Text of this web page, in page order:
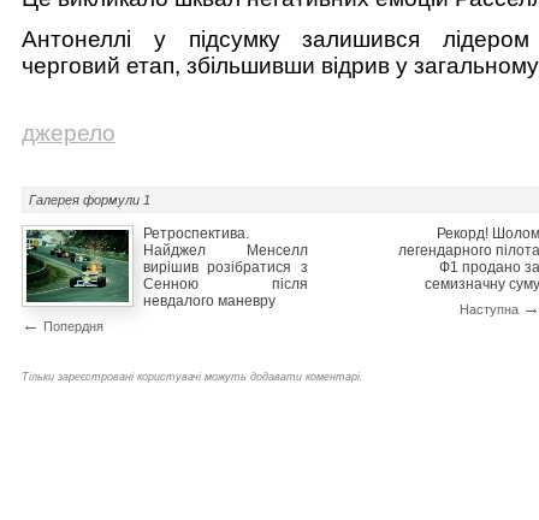
Антонеллі у підсумку залишився
черговий етап, збільшивши відрив у загальному
джерело
Галерея формули 1
Ретроспектива.
Найджел Менселл
вирішив розібратися з
Сенною після
невдалого маневру
← Попердня
Рекорд! Шолом
легендарного пілота
Ф1 продано за
семизначну суму
Наступна →
Тільки зареєстровані користувачі можуть додавати коментарі.